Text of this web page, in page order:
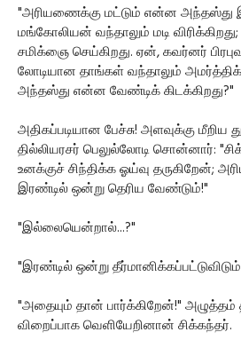
"அரியணைக்கு மட்டும் என்ன அந்தஸ்து
மங்கோலியன் வந்தாலும் மடி
சமிக்ஞை செய்கிறது. ஏன், கவர்னர்
லோடியான தாங்கள் வந்தாலும்
அந்தஸ்து என்ன வேண்டிக் கிடக்கிறது?"
அதிகப்படியான பேச்சு! அளவுக்கு மீறிய
தில்லியரசர் பெலுல்லோடி சொன்னார்:
உனக்குச் சிந்திக்க ஓய்வு தருகிறேன்;
இரண்டில் ஒன்று தெரிய வேண்டும்!"
"இல்லையென்றால்...?"
"இரண்டில் ஒன்று
"அதையும் தான் பார்க்கிறேன்!" அழுத்தம்
விறைப்பாக வெளியேறினான் சிக்கந்தர்.